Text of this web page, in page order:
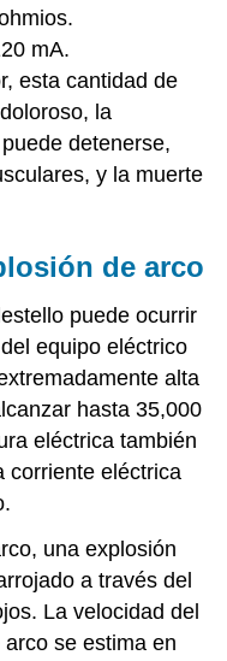
mA.
esta cantidad de
la
detenerse,
y la muerte
de arco
puede ocurrir
equipo eléctrico
alta
hasta 35,000
eléctrica también
corriente eléctrica
una explosión
a través del
La velocidad del
se estima en